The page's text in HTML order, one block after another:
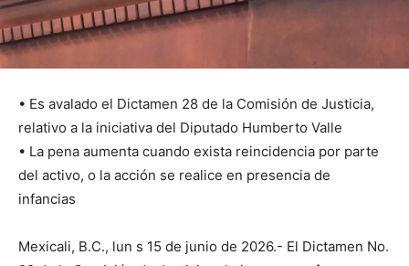
• Es avalado el Dictamen 28 de la Comisión de Justicia,
relativo a la iniciativa del Diputado Humberto Valle
• La pena aumenta cuando exista reincidencia por parte
del activo, o la acción se realice en presencia de
infancias
Mexicali, B.C., lun s 15 de junio de 2026.- El Dictamen No.